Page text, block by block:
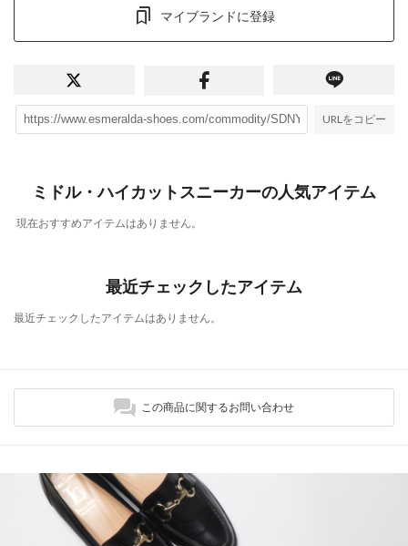
マイブランドに登録
URLをコピー
ミドル・ハイカットスニーカーの人気アイテム
現在おすすめアイテムはありません。
最近チェックしたアイテム
最近チェックしたアイテムはありません。
この商品に関するお問い合わせ